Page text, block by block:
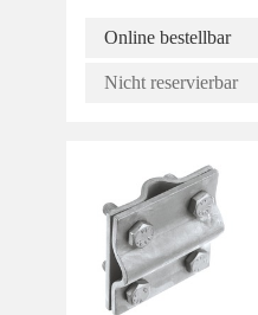
Online bestellbar
Nicht reservierbar